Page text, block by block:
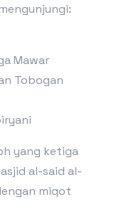
Mawar
Tobogan
yang ketiga
al-said al-
miqot